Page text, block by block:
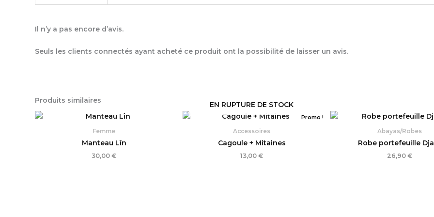
Il n’y a pas encore d’avis.
Seuls les clients connectés ayant acheté ce produit ont la possibilité de laisser un avis.
Produits similaires
Femme
Manteau Lîn
30,00 €
Promo !
EN RUPTURE DE STOCK
Accessoires
Cagoule + Mitaines
13,00 €
Abayas/Robes
Robe portefeuille
26,90 €